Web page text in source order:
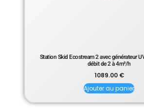
Station Skid Ecostream 2 avec générateur
débit de 2 à 4m³/h
1089.00 €
Ajouter au panier